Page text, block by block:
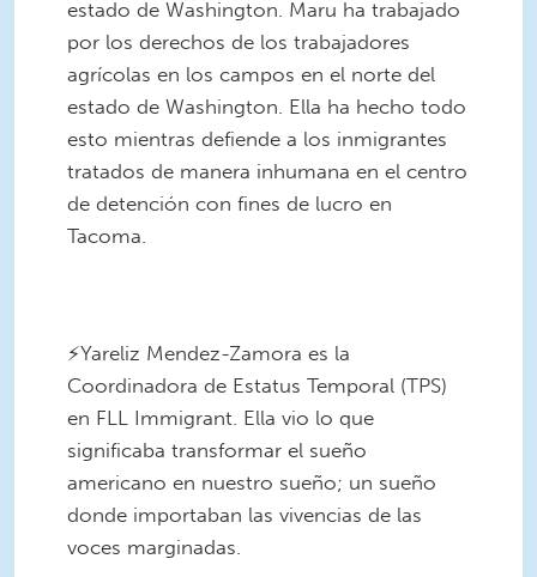
estado de Washington. Maru ha trabajado
por los derechos de los trabajadores
agrícolas en los campos en el norte del
estado de Washington. Ella ha hecho todo
esto mientras defiende a los inmigrantes
tratados de manera inhumana en el centro
de detención con fines de lucro en
Tacoma.
⚡️Yareliz Mendez-Zamora es la
Coordinadora de Estatus Temporal (TPS)
en FLL Immigrant. Ella vio lo que
significaba transformar el sueño
americano en nuestro sueño; un sueño
donde importaban las vivencias de las
voces marginadas. ⠀